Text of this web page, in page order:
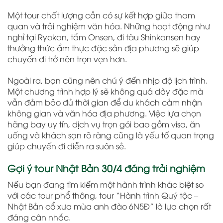
Một tour chất lượng cần có sự kết hợp giữa tham
quan và trải nghiệm văn hóa. Những hoạt động như
nghỉ tại Ryokan, tắm Onsen, đi tàu Shinkansen hay
thưởng thức ẩm thực đặc sản địa phương sẽ giúp
chuyến đi trở nên trọn vẹn hơn.
Ngoài ra, bạn cũng nên chú ý đến nhịp độ lịch trình.
Một chương trình hợp lý sẽ không quá dày đặc mà
vẫn đảm bảo đủ thời gian để du khách cảm nhận
không gian và văn hóa địa phương. Việc lựa chọn
hãng bay uy tín, dịch vụ trọn gói bao gồm visa, ăn
uống và khách sạn rõ ràng cũng là yếu tố quan trọng
giúp chuyến đi diễn ra suôn sẻ.
Gợi ý tour Nhật Bản 30/4 đáng trải nghiệm
Nếu bạn đang tìm kiếm một hành trình khác biệt so
với các tour phổ thông, tour “Hành trình Quý tộc –
Nhật Bản cổ xưa mùa anh đào 6N5Đ” là lựa chọn rất
đáng cân nhắc.